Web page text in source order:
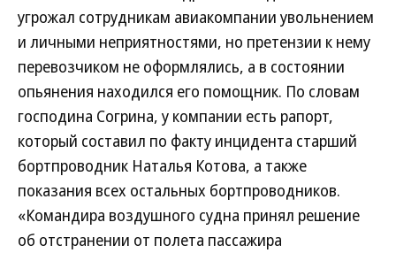
угрожал сотрудникам авиакомпании увольнением
и личными неприятностями, но претензии к нему
перевозчиком не оформлялись, а в состоянии
опьянения находился его помощник. По словам
господина Согрина, у компании есть рапорт,
который составил по факту инцидента старший
бортпроводник Наталья Котова, а также
показания всех остальных бортпроводников.
«Командира воздушного судна принял решение
об отстранении от полета пассажира